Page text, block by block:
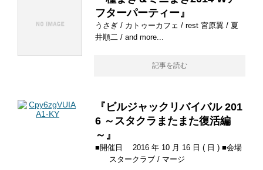
フターパーティー』
うさぎ / カトゥーカフェ / rest 宮原翼 / 夏
井順二 / and more...
記事を読む
『ビルジャックリバイバル 201
6 ～スタクラまたまた復活編
～』
■開催日 2016 年 10 月 16 日 ( 日 ) ■会場
スタークラブ / マージ